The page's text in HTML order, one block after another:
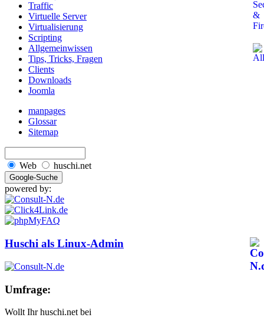
Traffic
Virtuelle Server
Virtualisierung
Scripting
Allgemeinwissen
Tips, Tricks, Fragen
Clients
Downloads
Joomla
manpages
Glossar
Sitemap
Web huschi.net
powered by:
Huschi als Linux-Admin
Umfrage:
Wollt Ihr huschi.net bei